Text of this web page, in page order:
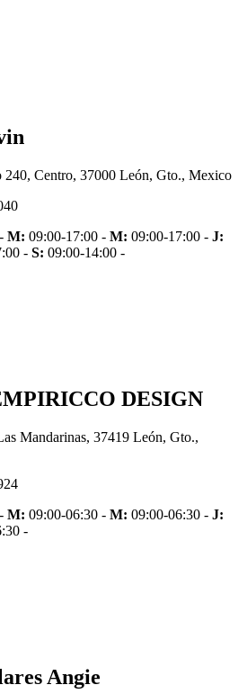
240, Centro, 37000 León, Gto., Mexico
M: 09:00-17:00 - M: 09:00-17:00 - J:
- S: 09:00-14:00 -
DESIGN
Mandarinas, 37419 León, Gto.,
M: 09:00-06:30 - M: 09:00-06:30 - J:
-
Angie